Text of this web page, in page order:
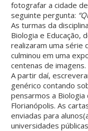
fotografar a cidade
seguinte pergunta:
As turmas da
Biologia e Educação,
realizaram uma série
culminou em uma
centenas de imagens.
A partir daí,
genérico contando
pensarmos a Biologia
Florianópolis. As
enviadas para
universidades